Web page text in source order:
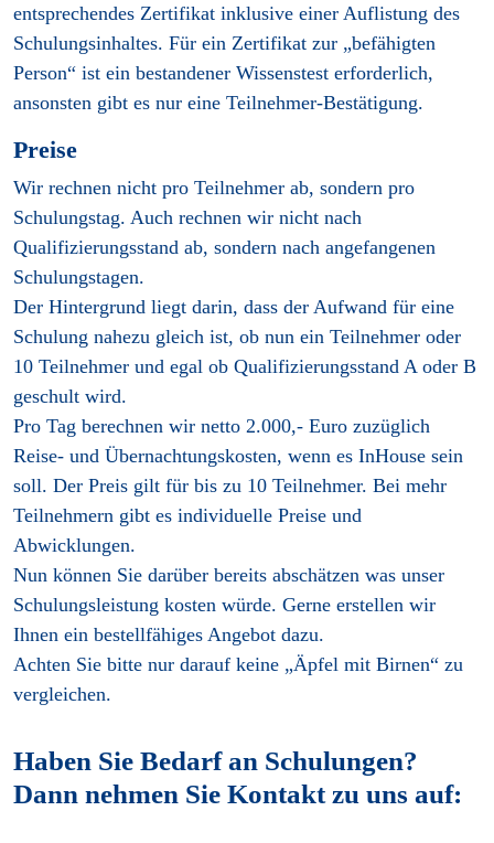
entsprechendes Zertifikat inklusive einer Auflistung des
Schulungsinhaltes. Für ein Zertifikat zur „befähigten
Person“ ist ein bestandener Wissenstest erforderlich,
ansonsten gibt es nur eine Teilnehmer-Bestätigung.
Preise
Wir rechnen nicht pro Teilnehmer ab, sondern pro
Schulungstag. Auch rechnen wir nicht nach
Qualifizierungsstand ab, sondern nach angefangenen
Schulungstagen.
Der Hintergrund liegt darin, dass der Aufwand für eine
Schulung nahezu gleich ist, ob nun ein Teilnehmer oder
10 Teilnehmer und egal ob Qualifizierungsstand A oder B
geschult wird.
Pro Tag berechnen wir netto 2.000,- Euro zuzüglich
Reise- und Übernachtungskosten, wenn es InHouse sein
soll. Der Preis gilt für bis zu 10 Teilnehmer. Bei mehr
Teilnehmern gibt es individuelle Preise und
Abwicklungen.
Nun können Sie darüber bereits abschätzen was unser
Schulungsleistung kosten würde. Gerne erstellen wir
Ihnen ein bestellfähiges Angebot dazu.
Achten Sie bitte nur darauf keine „Äpfel mit Birnen“ zu
vergleichen.
Haben Sie Bedarf an Schulungen?
Dann nehmen Sie Kontakt zu uns auf: